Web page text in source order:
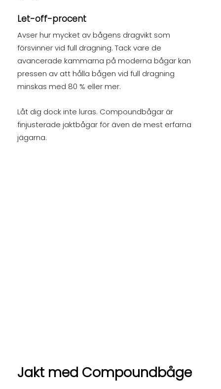
Let-off-procent
Avser hur mycket av bågens dragvikt som
försvinner vid full dragning. Tack vare de
avancerade kammarna på moderna bågar kan
pressen av att hålla bågen vid full dragning
minskas med 80 % eller mer.
Låt dig dock inte luras. Compoundbågar är
finjusterade jaktbågar för även de mest erfarna
jägarna.
Jakt med Compoundbåge